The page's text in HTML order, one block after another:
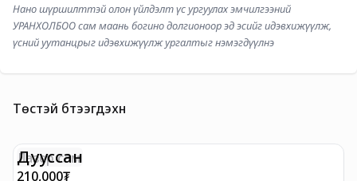
Нано шүршилттэй олон үйлдэлт үс ургуулах эмчилгээний
УРАНХОЛБОО сам маань богино долгионоор эд эсийг идэвхижүүлж,
үсний уутанцрыг идэвхижүүлж ургалтыг нэмэгдүүлнэ
Төстэй бүтээгдэхүүн
Дууссан
Лазер сам
210,000₮